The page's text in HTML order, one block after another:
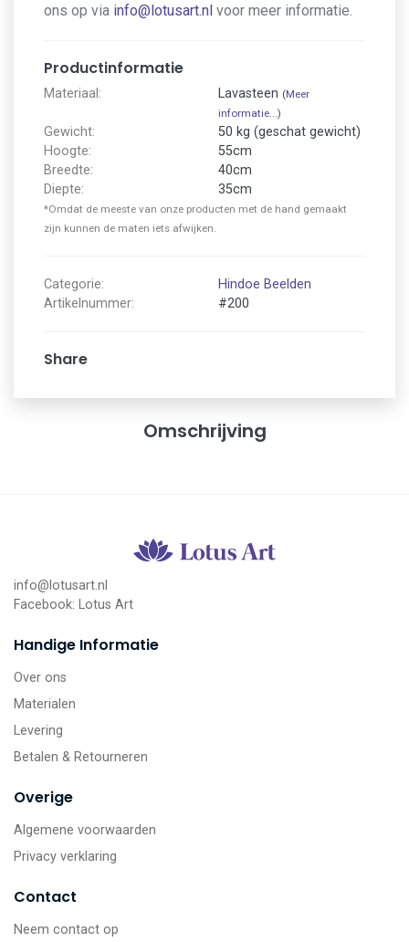
ons op via info@lotusart.nl voor meer informatie.
Productinformatie
Materiaal: Lavasteen (Meer
informatie... )
Gewicht:
50 kg (geschat gewicht)
Hoogte:
55cm
Breedte:
40cm
Diepte:
35cm
*Omdat de meeste van onze producten met de hand gemaakt
zijn kunnen de maten iets afwijken.
Categorie:
Hindoe Beelden
Artikelnummer:
#200
Share
Omschrijving
info@lotusart.nl
Facebook: Lotus Art
Handige Informatie
Over ons
Materialen
Levering
Betalen & Retourneren
Overige
Algemene voorwaarden
Privacy verklaring
Contact
Neem contact op